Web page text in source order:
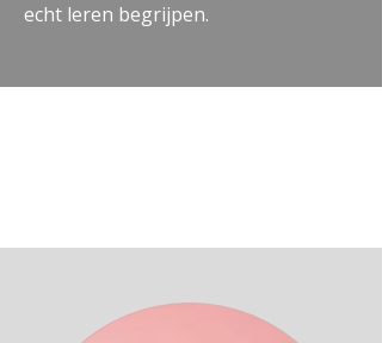
echt leren begrijpen.